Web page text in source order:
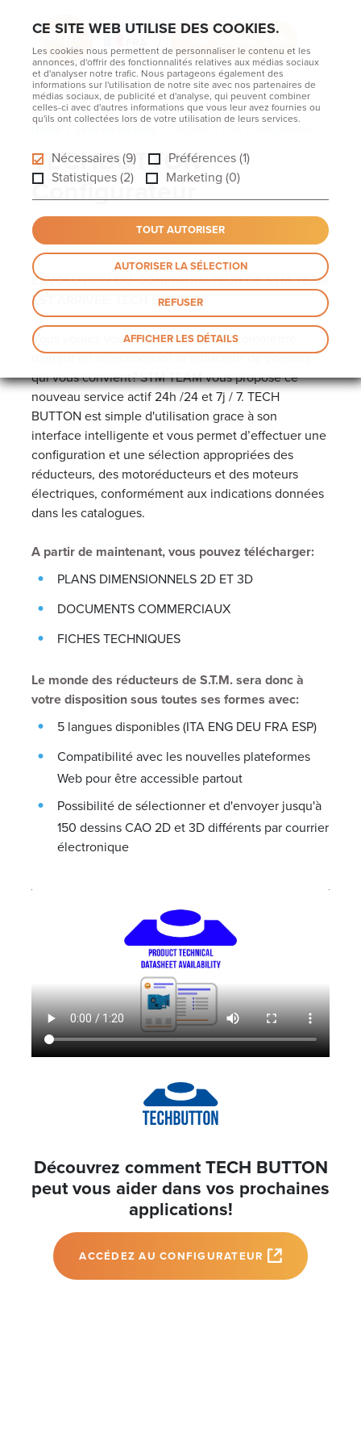
CE SITE WEB UTILISE DES COOKIES.
Les cookies nous permettent de personnaliser le contenu et les
annonces, d'offrir des fonctionnalités relatives aux médias sociaux
et d'analyser notre trafic. Nous partageons également des
informations sur l'utilisation de notre site avec nos partenaires de
médias sociaux, de publicité et d'analyse, qui peuvent combiner
celles-ci avec d'autres informations que vous leur avez fournies ou
qu'ils ont collectées lors de votre utilisation de leurs services.
Nécessaires (9)
Préférences (1)
Statistiques (2)
Marketing (0)
TOUT AUTORISER
AUTORISER LA SÉLECTION
REFUSER
AFFICHER LES DÉTAILS
Home
TECHBUTTON
Configurateur
L'ÉVOLUTION DU CONFIGURATEUR DE STM TEAM
EST ARRIVEE: TECH BUTTON!
Vous voulez vous assurer de ne pas commettre
d'erreur en sélectionnant le réducteur de vitesses
qui vous convient?STM TEAM vous propose ce
nouveau service actif 24h /24 et 7j / 7. TECH
BUTTON est simple d'utilisation grace à son
interface intelligente et vous permet d’effectuer une
configuration et une sélection appropriées des
réducteurs, des motoréducteurs et des moteurs
électriques, conformément aux indications données
dans les catalogues.
A partir de maintenant, vous pouvez télécharger:
PLANS DIMENSIONNELS 2D ET 3D
DOCUMENTS COMMERCIAUX
FICHES TECHNIQUES
Le monde des réducteurs de S.T.M. sera donc à
votre disposition sous toutes ses formes avec:
5 langues disponibles (ITA ENG DEU FRA ESP)
Compatibilité avec les nouvelles plateformes
Web pour être accessible partout
Possibilité de sélectionner et d'envoyer jusqu'à
150 dessins CAO 2D et 3D différents par courrier
électronique
Découvrez comment TECH BUTTON
peut vous aider dans vos prochaines
applications!
ACCÉDEZ AU CONFIGURATEUR